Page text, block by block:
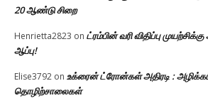
20 ஆண்டு சிறை
Henrietta2823 on ட்ரம்பின் வரி விதிப்பு
ஆப்பு!
Elise3792 on உக்ரைன் ட்ரோன்கள் அதிரடி :
தொழிற்சாலைகள்